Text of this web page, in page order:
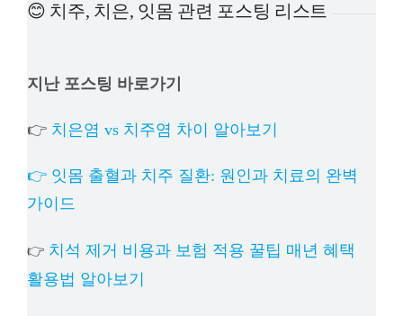
😊 치주, 치은, 잇몸 관련 포스팅 리스트
지난 포스팅 바로가기
👉 치은염 vs 치주염 차이 알아보기
👉 잇몸 출혈과 치주 질환: 원인과 치료의 완벽
가이드
👉 치석 제거 비용과 보험 적용 꿀팁 매년 혜택
활용법 알아보기